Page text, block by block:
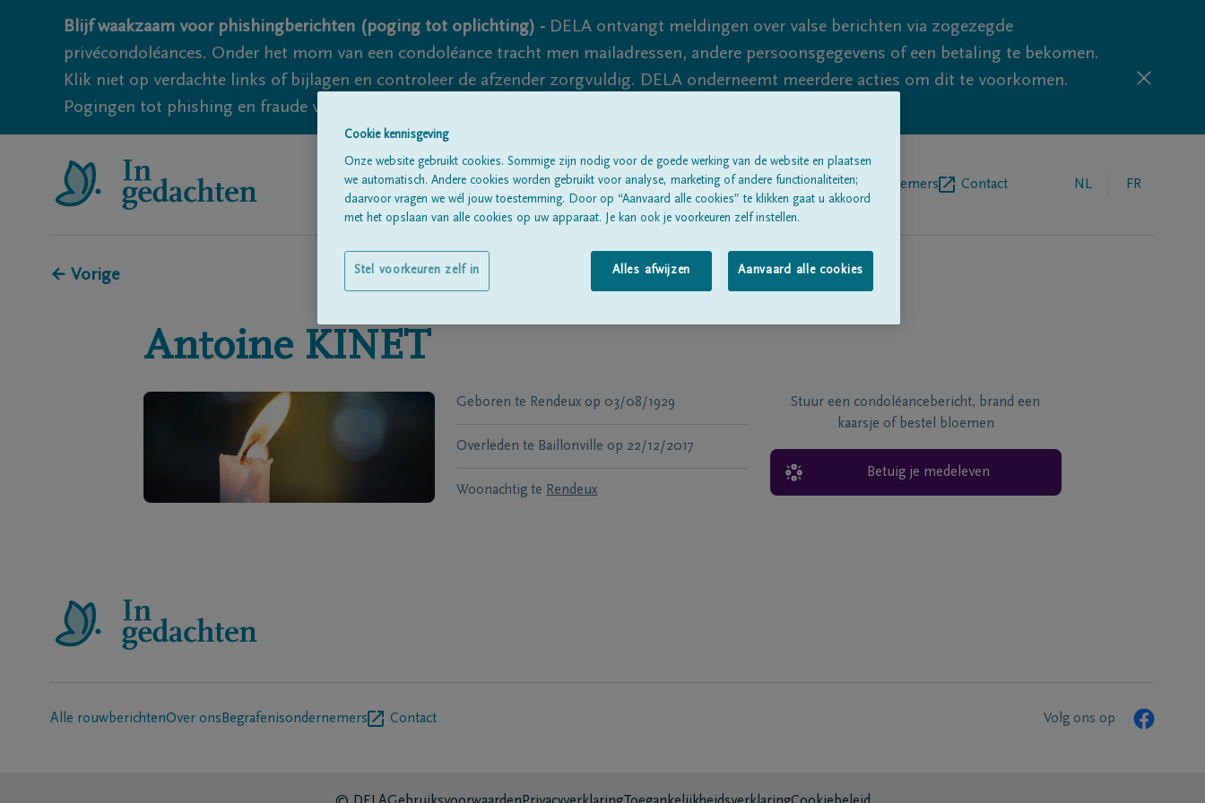
Blijf waakzaam voor phishingberichten (poging tot oplichting) - DELA ontvangt meldingen over valse berichten via zogezegde
privécondoléances. Onder het mom van een condoléance tracht men mailadressen, andere persoonsgegevens of een betaling te bekomen.
Klik niet op verdachte links of bijlagen en controleer de afzender zorgvuldig. DELA onderneemt meerdere acties om dit te voorkomen.
Pogingen tot phishing en fraude vallen echter nooit volledig uit te sluiten, dus blijf waakzaam.
Alle rouwberichten Over onsBegrafenisondernemers Contact NL FR
← Vorige
Antoine KINET
Geboren te Rendeux op 03/08/1929
Overleden te Baillonville op 22/12/2017
Woonachtig te Rendeux
Stuur een condoléancebericht, brand een
kaarsje of bestel bloemen
Betuig je medeleven
Alle rouwberichtenOver ons Begrafenisondernemers Contact Volg ons op
Cookie kennisgeving
Onze website gebruikt cookies. Sommige zijn nodig voor de goede werking van de website en plaatsen
we automatisch. Andere cookies worden gebruikt voor analyse, marketing of andere functionaliteiten;
daarvoor vragen we wél jouw toestemming. Door op “Aanvaard alle cookies” te klikken gaat u akkoord
met het opslaan van alle cookies op uw apparaat. Je kan ook je voorkeuren zelf instellen.
Alles afwijzen Aanvaard alle cookies
Stel voorkeuren zelf in